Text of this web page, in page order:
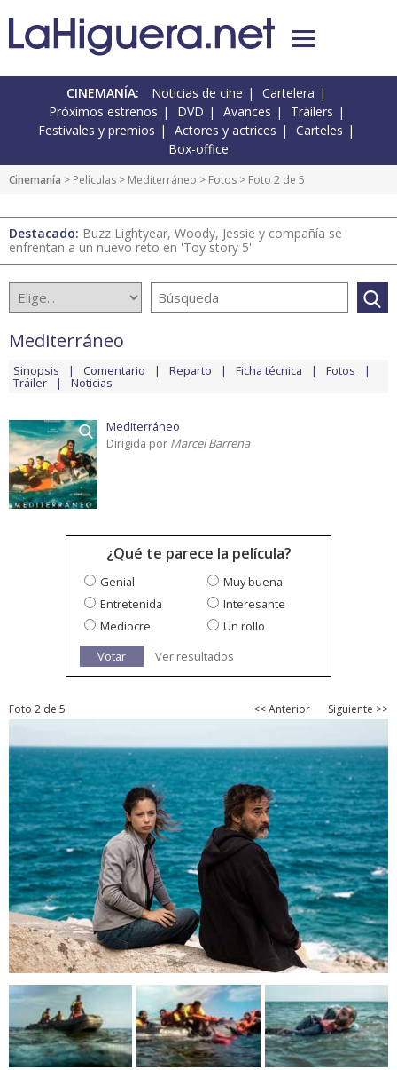
CINEMANÍA: Noticias de cine
Cartelera
Próximos estrenos
DVD Avances
Tráilers
Festivales y premios
Actores y actrices
Carteles
Box-office
Cinemanía > Películas > Mediterráneo > Fotos > Foto 2 de 5
Destacado: Buzz Lightyear, Woody, Jessie y compañía se
enfrentan a un nuevo reto en 'Toy story 5'
Mediterráneo
Sinopsis Comentario Reparto Ficha técnica Fotos
Tráiler Noticias
Mediterráneo
Dirigida por Marcel Barrena
¿Qué te parece la película?
Genial
Muy buena
Entretenida
Interesante
Mediocre
Un rollo
Votar
Ver resultados
Foto 2 de 5 << Anterior Siguiente >>